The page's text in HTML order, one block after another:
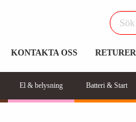
KONTAKTA OSS RETURER
El & belysning Batteri & Start